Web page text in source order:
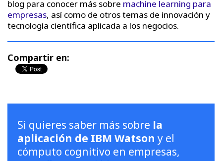
blog para conocer más sobre machine learning para
empresas, así como de otros temas de innovación y
tecnología científica aplicada a los negocios.
Compartir en:
Si quieres saber más sobre la
aplicación de IBM Watson y el
cómputo cognitivo en empresas,